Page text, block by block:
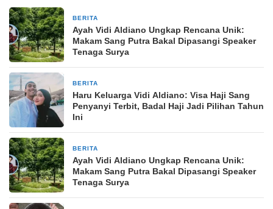
BERITA
Ayah Vidi Aldiano Ungkap Rencana Unik:
Makam Sang Putra Bakal Dipasangi Speaker
Tenaga Surya
BERITA
Haru Keluarga Vidi Aldiano: Visa Haji Sang
Penyanyi Terbit, Badal Haji Jadi Pilihan Tahun
Ini
BERITA
Ayah Vidi Aldiano Ungkap Rencana Unik:
Makam Sang Putra Bakal Dipasangi Speaker
Tenaga Surya